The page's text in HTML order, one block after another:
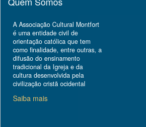
A Associação Cultural Montfort
é uma entidade civil de
orientação católica que tem
como finalidade, entre outras, a
difusão do ensinamento
tradicional da Igreja e da
cultura desenvolvida pela
civilização cristã ocidental
Saiba mais